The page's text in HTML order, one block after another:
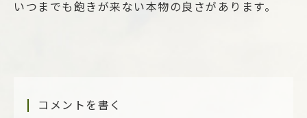
いつまでも飽きが来ない本物の良さがあります。
コメントを書く